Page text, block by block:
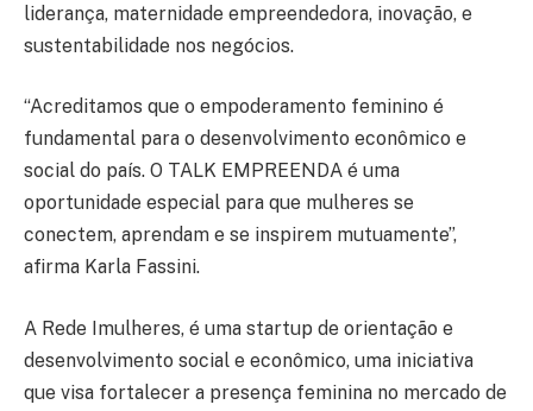
liderança, maternidade empreendedora, inovação, e
sustentabilidade nos negócios.
“Acreditamos que o empoderamento feminino é
fundamental para o desenvolvimento econômico e
social do país. O TALK EMPREENDA é uma
oportunidade especial para que mulheres se
conectem, aprendam e se inspirem mutuamente”,
afirma Karla Fassini.
A Rede Imulheres, é uma startup de orientação e
desenvolvimento social e econômico, uma iniciativa
que visa fortalecer a presença feminina no mercado de